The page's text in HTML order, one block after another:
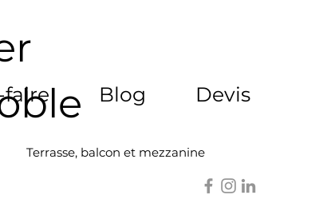
faire Blog Devis
Terrasse, balcon et mezzanine